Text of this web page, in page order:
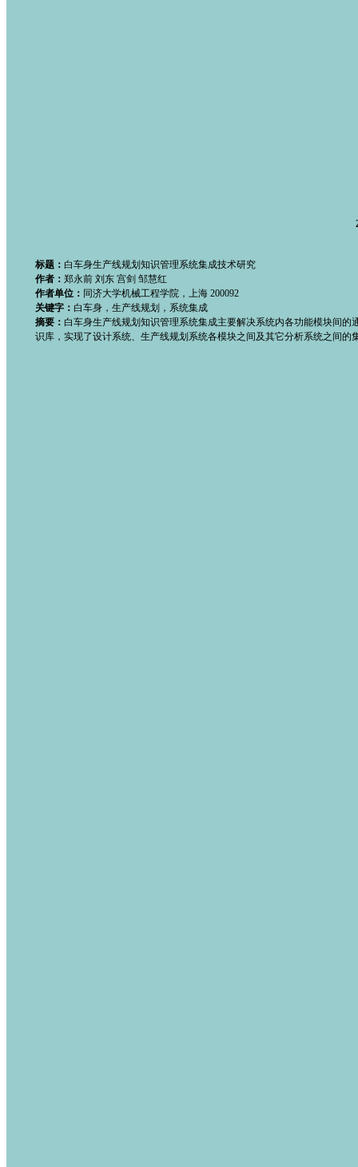
标题： 白车身生产线规划知识管理系统集成技术研究
作者： 郑永前 刘东 宫剑 邹慧红
作者单位： 同济大学机械工程学院，上海 200092
关键字： 白车身，生产线规划，系统集成
摘要： 白车身生产线规划知识管理系统集成主要解决系统内各功能模块间
识库，实现了设计系统、生产线规划系统各模块之间及其它分析系统之间